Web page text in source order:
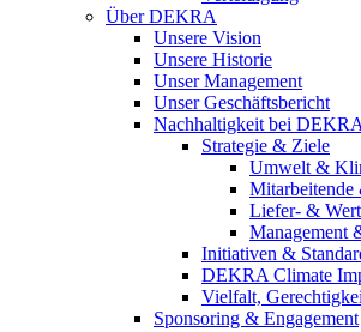
Über DEKRA
Unsere Vision
Unsere Historie
Unser Management
Unser Geschäftsbericht
Nachhaltigkeit bei DEKRA
Strategie & Ziele
Umwelt &
Mitarbeitende
Liefer- &
Management
Initiativen &
DEKRA Climate
Vielfalt,
Sponsoring & Engagement